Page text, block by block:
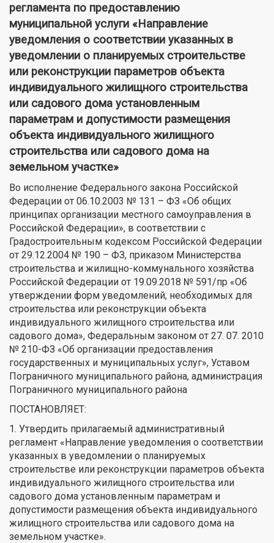
регламента по предоставлению
муниципальной услуги «Направление
уведомления о соответствии указанных в
уведомлении о планируемых строительстве
или реконструкции параметров объекта
индивидуального жилищного строительства
или садового дома установленным
параметрам и допустимости размещения
объекта индивидуального жилищного
строительства или садового дома на
земельном участке»
Во исполнение Федерального закона Российской
Федерации от 06.10.2003 № 131 – ФЗ «Об общих
принципах организации местного самоуправления в
Российской Федерации», в соответствии с
Градостроительным кодексом Российской Федерации
от 29.12.2004 № 190 – ФЗ, приказом Министерства
строительства и жилищно-коммунального хозяйства
Российской Федерации от 19.09.2018 № 591/пр «Об
утверждении форм уведомлений, необходимых для
строительства или реконструкции объекта
индивидуального жилищного строительства или
садового дома», Федеральным законом от 27. 07. 2010
№ 210-ФЗ «Об организации предоставления
государственных и муниципальных услуг», Уставом
Пограничного муниципального района, администрация
Пограничного муниципального района
ПОСТАНОВЛЯЕТ:
1. Утвердить прилагаемый административный
регламент «Направление уведомления о соответствии
указанных в уведомлении о планируемых
строительстве или реконструкции параметров объекта
индивидуального жилищного строительства или
садового дома установленным параметрам и
допустимости размещения объекта индивидуального
жилищного строительства или садового дома на
земельном участке».